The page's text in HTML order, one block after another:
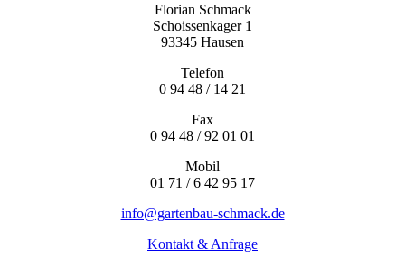
Florian Schmack
Schoissenkager 1
93345 Hausen
Telefon
0 94 48 / 14 21
Fax
0 94 48 / 92 01 01
Mobil
01 71 / 6 42 95 17
info@gartenbau-schmack.de
Kontakt & Anfrage